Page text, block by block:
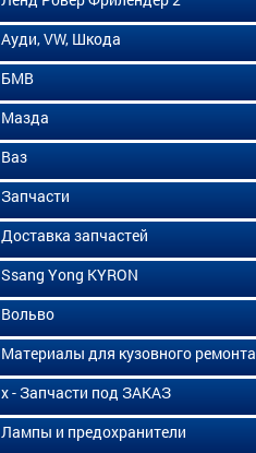
Ауди, VW, Шкода
БМВ
Мазда
Ваз
Запчасти
Доставка запчастей
Ssang Yong KYRON
Вольво
Материалы для кузовного ремонта
х - Запчасти под ЗАКАЗ
Лампы и предохранители